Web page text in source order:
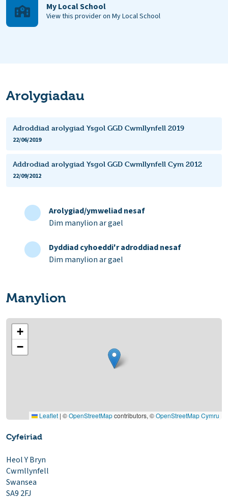
My Local School
View this provider on My Local School
Arolygiadau
Adroddiad arolygiad Ysgol GGD Cwmllynfell 2019
22/06/2019
Addrodiad arolygiad Ysgol GGD Cwmllynfell Cym 2012
22/09/2012
Arolygiad/ymweliad nesaf
Dim manylion ar gael
Dyddiad cyhoeddi'r adroddiad nesaf
Dim manylion ar gael
Manylion
+
−
Leaflet | ©OpenStreetMapcontributors, ©OpenStreetMap Cymru
Cyfeiriad
Heol Y Bryn
Cwmllynfell
Swansea
SA9 2FJ